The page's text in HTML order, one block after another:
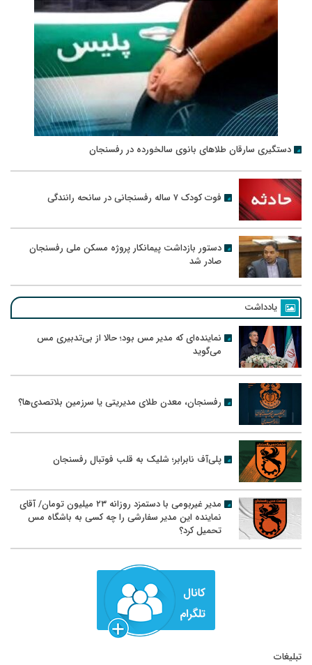
دستگیری سارقان طلاهای بانوی سالخورده در رفسنجان
فوت کودک ۷ ساله رفسنجانی در سانحه رانندگی
دستور بازداشت پیمانکار پروژه مسکن ملی رفسنجان
صادر شد
یادداشت
نماینده‌ای که مدیر مس بود؛ حالا از بی‌تدبیری مس
می‌گوید
رفسنجان، معدن طلای مدیریتی یا سرزمین بلاتصدی‌ها؟
پلی‌آف نابرابر؛ شلیک به قلب فوتبال رفسنجان
مدیر غیربومی با دستمزد روزانه ۲۳ میلیون تومان/ آقای
نماینده این مدیر سفارشی را چه کسی به باشگاه مس
تحمیل کرد؟
تبلیغات